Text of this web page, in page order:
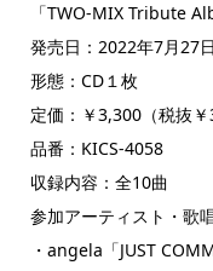
「TWO-MIX Tribute
発売日：2022年7月27日
形態：CD１枚
定価：￥3,300（税抜￥
品番：KICS-4058
収録内容：全10曲
参加アーティスト・歌
・angela「JUST